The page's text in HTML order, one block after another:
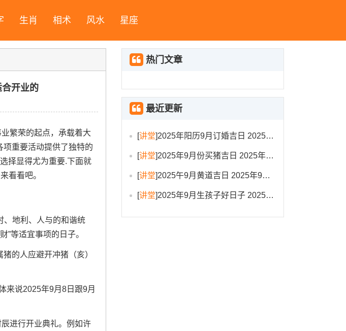
生肖 相术 风水 星座
开业的
繁荣的起点，承载着大
重要活动提供了独特的
择显得尤为重要.下面就
看看吧。
、地利、人与的和谐统
”等适宜事项的日子。
的人应避开冲猪（亥）
来说2025年9月8日跟9月
进行开业典礼。例如许
热门文章
最近更新
[讲堂]2025年阳历9月订婚吉日 2025年9月订婚吉日有哪几天
[讲堂]2025年9月份买猪吉日 2025年9月买猪进圈吉日
[讲堂]2025午9月黄道吉日 2025年9月黄道吉日一览表大全
[讲堂]2025年9月生孩子好日子 2025年9月哪天生孩子比较好